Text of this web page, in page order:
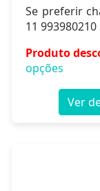
Se preferir
11 993980210
Produto
opções
Ver